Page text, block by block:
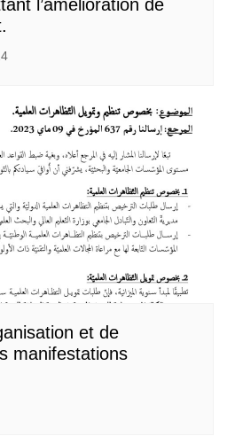
l’amélioration de
et de
manifestations